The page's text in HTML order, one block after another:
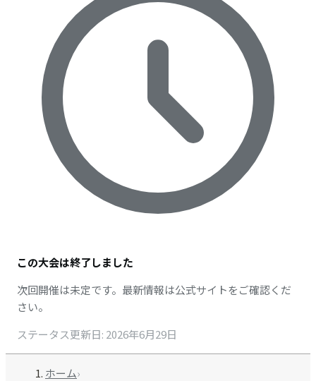
この大会は終了しました
次回開催は未定です。最新情報は公式サイトをご確認くだ
さい。
ステータス更新日: 2026年6月29日
ホーム›